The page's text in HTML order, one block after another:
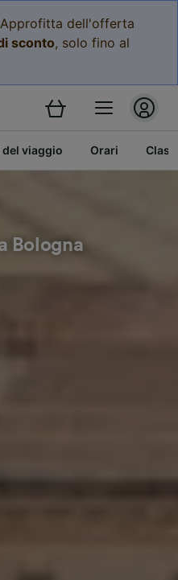
dell'offerta
sconto, solo fino al
del viaggio Orari
Bologna